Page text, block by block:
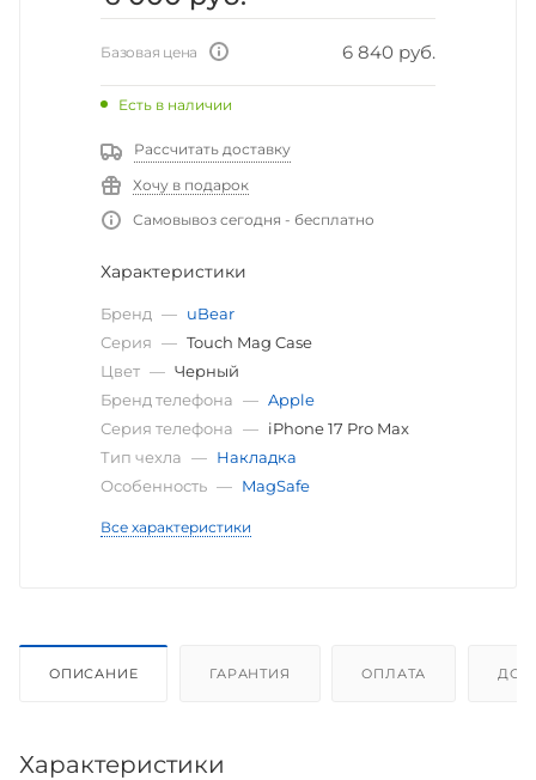
Базовая цена 6 840 руб.
Есть в наличии
Рассчитать доставку
Хочу в подарок
Самовывоз сегодня - бесплатно
Характеристики
Бренд — uBear
Серия — Touch Mag Case
Цвет — Черный
Бренд телефона — Apple
Серия телефона — iPhone 17 Pro Max
Тип чехла — Накладка
Особенность — MagSafe
Все характеристики
ОПИСАНИЕ ГАРАНТИЯ ОПЛАТА
Характеристики